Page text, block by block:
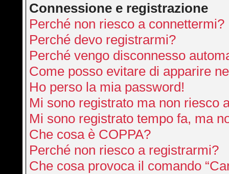
Connessione e registrazione
Perché non riesco a connettermi?
Perché devo registrarmi?
Perché vengo disconnesso
Come posso evitare di apparire
Ho perso la mia password!
Mi sono registrato ma non riesco
Mi sono registrato tempo fa, ma
Che cosa è COPPA?
Perché non riesco a registrarmi?
Che cosa provoca il comando